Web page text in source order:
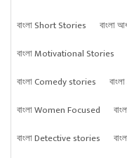
বাংলা Short Stories বাংলা
বাংলা Motivational Stories
বাংলা Comedy stories
বাংলা Women Focused
বাংলা Detective stories